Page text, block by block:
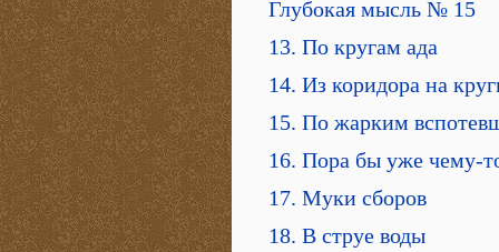
Глубокая мысль № 15
13. По кругам ада
14. Из коридора на
15. По жарким
16. Пора бы уже чему-
17. Муки сборов
18. В струе воды